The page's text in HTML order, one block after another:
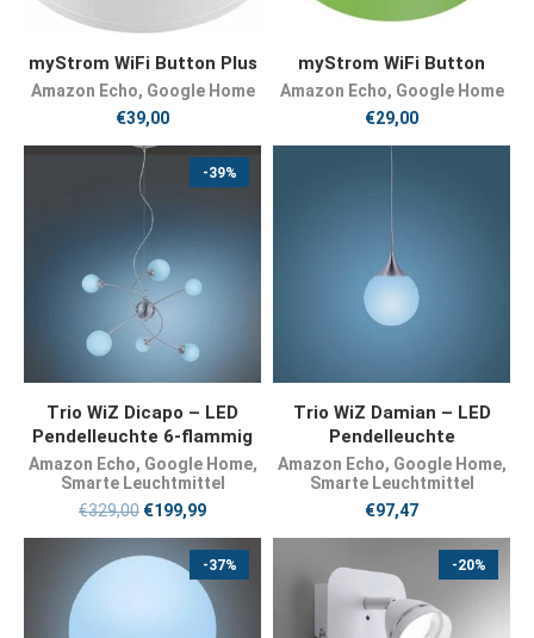
JETZT KAUFEN
myStrom WiFi Button Plus
Amazon Echo, Google Home
€39,00
JETZT KAUFEN
myStrom WiFi Button
Amazon Echo, Google Home
€29,00
-39%
JETZT KAUFEN
Trio WiZ Dicapo – LED
Pendelleuchte 6-flammig
Amazon Echo, Google Home,
Smarte Leuchtmittel
€329,00 €199,99
JETZT KAUFEN
Trio WiZ Damian – LED
Pendelleuchte
Amazon Echo, Google Home,
Smarte Leuchtmittel
€97,47
-37% -20%